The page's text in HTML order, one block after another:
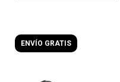
ENVÍO GRATIS